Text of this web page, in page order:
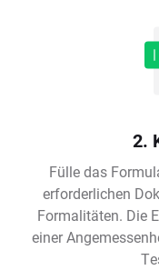
2.
Fülle das
erforderlichen
Formalitäten. Die
einer